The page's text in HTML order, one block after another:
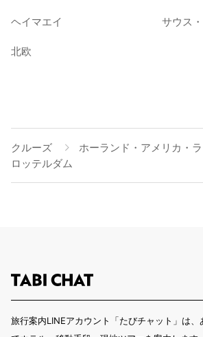
ヘイマエイ サウス
北欧
クルーズ
ホーランド・アメリカ・
ロッテルダム
旅行案内LINEアカウント「たびチャット」は